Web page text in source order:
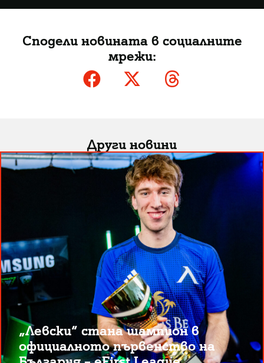
Сподели новината в социалните
мрежи:
Други новини
„Левски“ стана шампион в
официалното първенство на